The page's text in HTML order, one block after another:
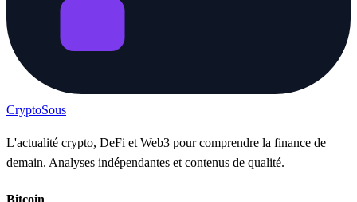
CryptoSous
L'actualité crypto, DeFi et Web3 pour comprendre la finance de
demain. Analyses indépendantes et contenus de qualité.
Bitcoin